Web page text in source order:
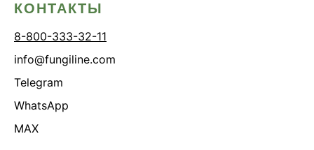
КОНТАКТЫ
8-800-333-32-11
info@fungiline.com
Telegram
WhatsApp
MAX